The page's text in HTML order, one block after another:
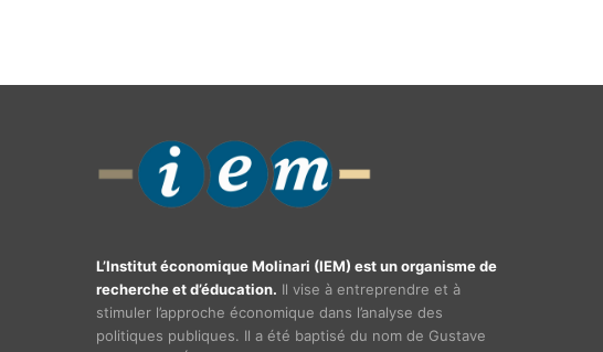
L’Institut économique Molinari (IEM) est un organisme de
recherche et d’éducation. Il vise à entreprendre et à
stimuler l’approche économique dans l’analyse des
politiques publiques. Il a été baptisé du nom de Gustave